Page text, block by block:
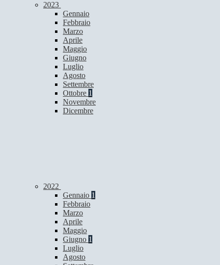
2023
Gennaio
Febbraio
Marzo
Aprile
Maggio
Giugno
Luglio
Agosto
Settembre
Ottobre 1
Novembre
Dicembre
2022
Gennaio 1
Febbraio
Marzo
Aprile
Maggio
Giugno 1
Luglio
Agosto